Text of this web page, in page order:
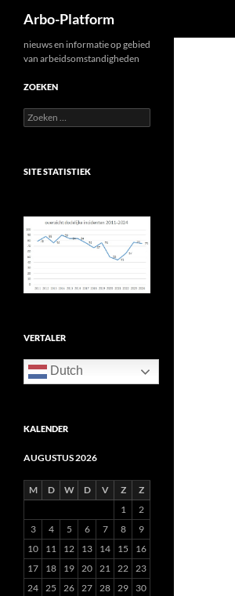
Arbo-Platform
nieuws en informatie op gebied
van arbeidsomstandigheden
ZOEKEN
Zoeken
naar:
SITE STATISTIEK
VERTALER
Dutch
KALENDER
AUGUSTUS 2026
M D W D V Z
Z
1
2
3
4 5 6 7 8
9
10
11 12 13 14 15
16
17
18 19 20 21 22
23
24
25 26 27 28 29
30